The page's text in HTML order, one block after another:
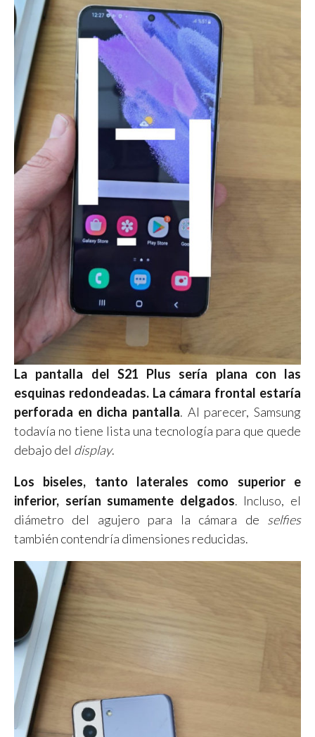
La pantalla del S21 Plus sería plana con las
esquinas redondeadas. La cámara frontal estaría
perforada en dicha pantalla. Al parecer, Samsung
todavía no tiene lista una tecnología para que quede
debajo del display.
Los biseles, tanto laterales como superior e
inferior, serían sumamente delgados. Incluso, el
diámetro del agujero para la cámara de selfies
también contendría dimensiones reducidas.